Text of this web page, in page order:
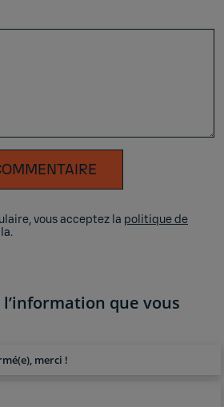
vous acceptez la politique de
que vous
merci !